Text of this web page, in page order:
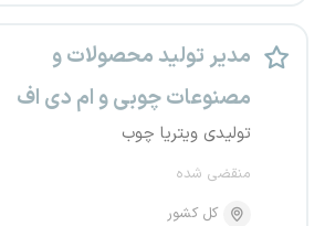
مدیر تولید محصولات و
مصنوعات چوبی و ام دی اف
تولیدی ویتریا چوب
منقضی شده
کل کشور